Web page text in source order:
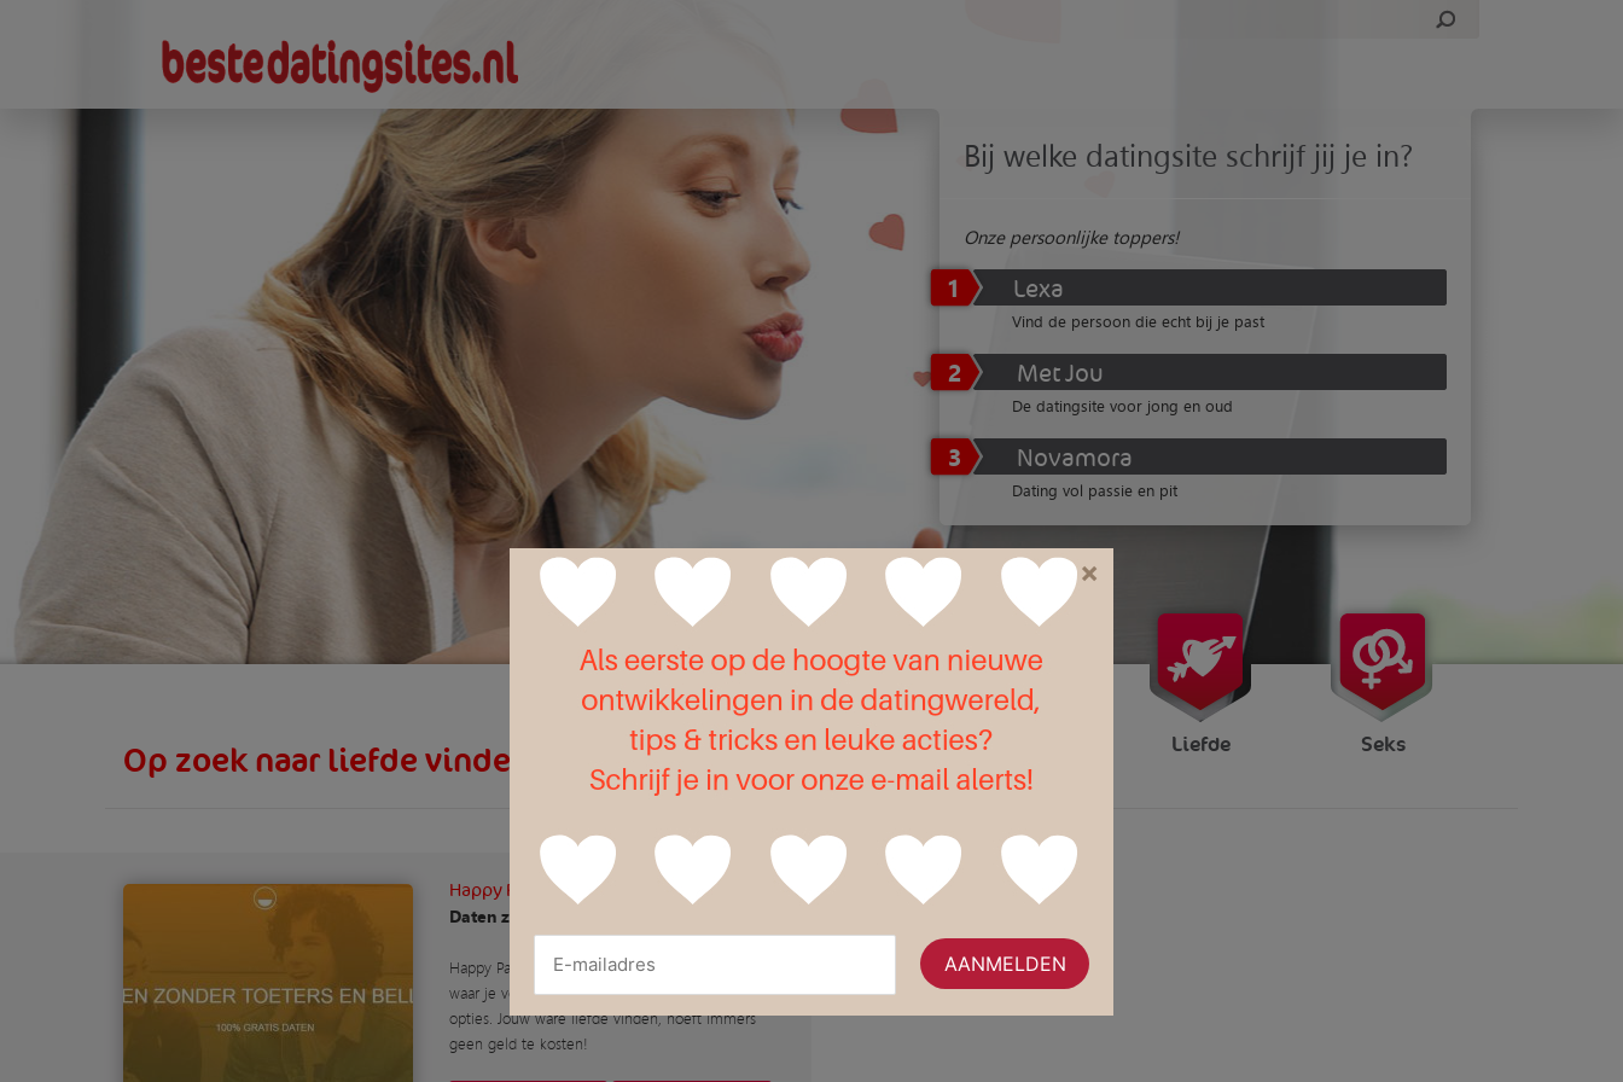
Bij welke datingsite schrijf jij je in?
Onze persoonlijke toppers!
1 Lexa
Vind de persoon die echt bij je past
2 Met Jou
De datingsite voor jong en oud
3 Novamora
Dating vol passie en pit
Liefde Seks
Op zoek naar liefde vinden?
Happy Pancake
Daten zonder toeters en bellen
Happy Pancake is één van de weinige websites
waar je volledig gratis gebruik kunt maken van alle
opties. Jouw ware liefde vinden, hoeft immers
geen geld te kosten!
×